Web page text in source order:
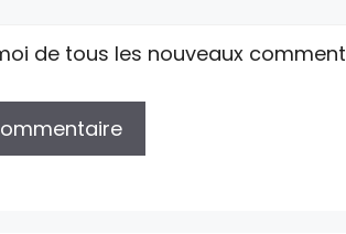
de tous les nouveaux